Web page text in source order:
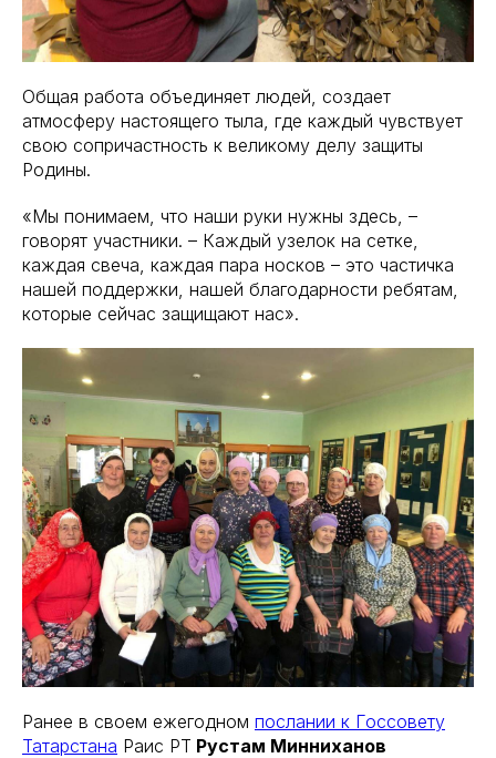
Общая работа объединяет людей, создает
атмосферу настоящего тыла, где каждый чувствует
свою сопричастность к великому делу защиты
Родины.
«Мы понимаем, что наши руки нужны здесь, –
говорят участники. – Каждый узелок на сетке,
каждая свеча, каждая пара носков – это частичка
нашей поддержки, нашей благодарности ребятам,
которые сейчас защищают нас».
Ранее в своем ежегодном послании к Госсовету
Татарстана Раис РТ Рустам Минниханов